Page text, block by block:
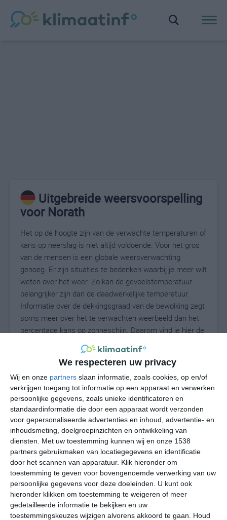
We respecteren uw privacy
Wij en onze partners slaan informatie, zoals cookies, op en/of
verkrijgen toegang tot informatie op een apparaat en verwerken
persoonlijke gegevens, zoals unieke identificatoren en
standaardinformatie die door een apparaat wordt verzonden
voor gepersonaliseerde advertenties en inhoud, advertentie- en
inhoudsmeting, doelgroepinzichten en ontwikkeling van
diensten.
Met uw toestemming kunnen wij en onze 1538
partners gebruikmaken van locatiegegevens en identificatie
door het scannen van apparatuur. Klik hieronder om
toestemming te geven voor bovengenoemde verwerking van uw
persoonlijke gegevens voor deze doeleinden. U kunt ook
hieronder klikken om toestemming te weigeren of meer
gedetailleerde informatie te bekijken en uw
toestemmingskeuzes wijzigen alvorens akkoord te gaan.
Houd
Uitgebreide weersvoorspelling
voor Norath
Het op de hoogte zijn van de verwachte temperaturen of
kans op neerslag is niet altijd voldoende. Voor het gros
van de mensen is een globale weersverwachting
genoeg. Er zijn situaties te bedenken waarbij je meer wilt
weten over het weer. Zo kan de gevoelstemperatuur
belangrijker zijn dan de daadwerkelijke temperatuur.
Informatie over de dekkingsgraad van de bewolking zegt
soms meer over het te verwachten weerbeeld dan het
percentage kans op zonneschijn. Daarom vind je hier de
uitgebreide weersvoorspelling voor Norath.
20°C
za
28°
zo ma
30° 19°
di
26° 13°
28°C 22°C 18°C